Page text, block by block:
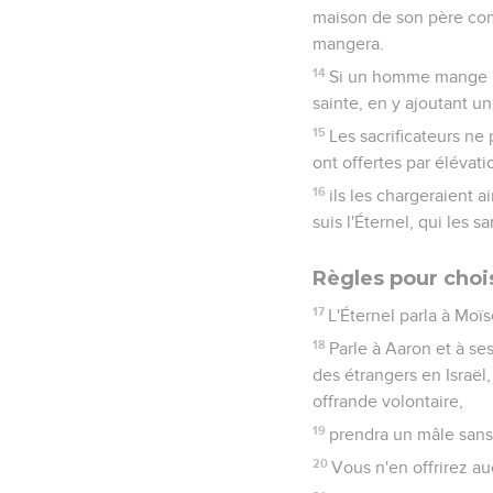
maison de son père
mangera.
14 Si un homme
sainte, en y ajoutant
15 Les sacrificateurs
ont offertes par
16 ils les chargeraient
suis l'Éternel, qui les
Règles pour
17 L'Éternel parla à
18 Parle à Aaron et à
des étrangers en
offrande volontaire,
19 prendra un mâle
20 Vous n'en offrirez